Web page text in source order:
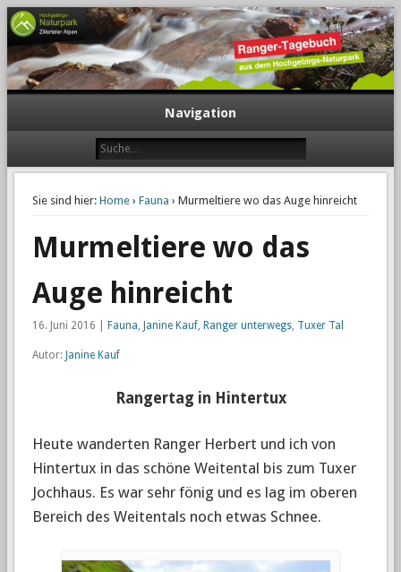
Navigation
Sie sind hier: Home› Fauna › Murmeltiere wo das Auge hinreicht
Murmeltiere wo das
Auge hinreicht
16. Juni 2016 | Fauna, Janine Kauf, Ranger unterwegs, Tuxer Tal
Autor: Janine Kauf
Rangertag in Hintertux
Heute wanderten Ranger Herbert und ich von
Hintertux in das schöne Weitental bis zum Tuxer
Jochhaus. Es war sehr fönig und es lag im oberen
Bereich des Weitentals noch etwas Schnee.